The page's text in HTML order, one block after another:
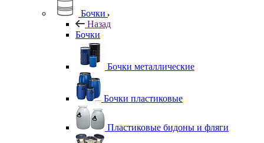
Бочки
Назад
Бочки
Бочки металлические
Бочки пластиковые
Пластиковые бидоны и фляги